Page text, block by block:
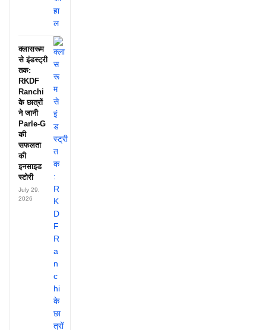
क्लासरूम
से इंडस्ट्री
तक:
RKDF
Ranchi
के छात्रों
ने जानी
Parle-G
की
सफलता
की
इनसाइड
स्टोरी
July 29,
2026